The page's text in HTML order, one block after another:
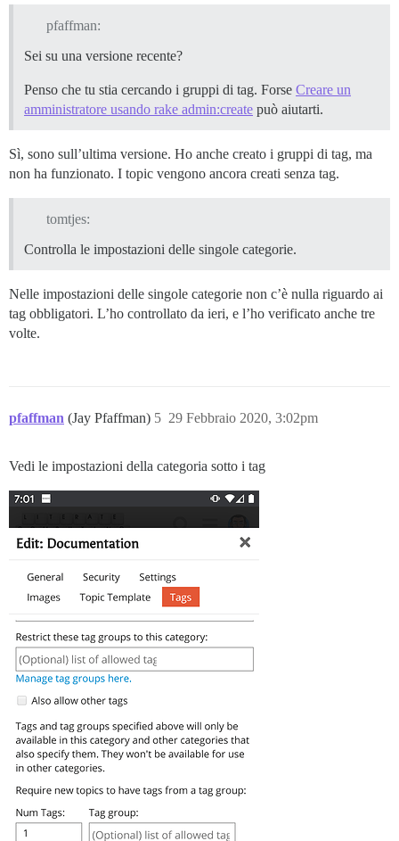
pfaffman:
Sei su una versione recente?
Penso che tu stia cercando i gruppi di tag. Forse Creare un
amministratore usando rake admin:create può aiutarti.
Sì, sono sull’ultima versione. Ho anche creato i gruppi di tag, ma
non ha funzionato. I topic vengono ancora creati senza tag.
tomtjes:
Controlla le impostazioni delle singole categorie.
Nelle impostazioni delle singole categorie non c’è nulla riguardo ai
tag obbligatori. L’ho controllato da ieri, e l’ho verificato anche tre
volte.
pfaffman (Jay Pfaffman) 29 Febbraio 2020, 3:02pm
5
Vedi le impostazioni della categoria sotto i tag